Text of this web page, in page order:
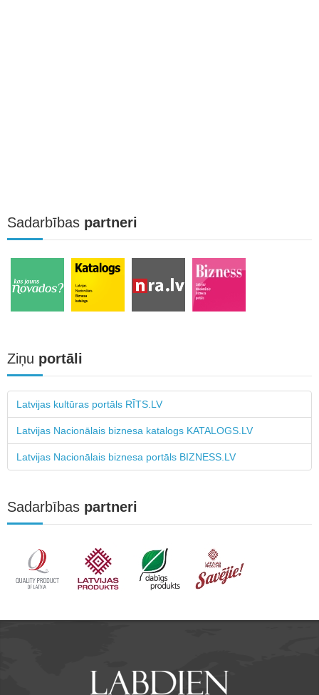
Sadarbības partneri
Ziņu portāli
Latvijas kultūras portāls RĪTS.LV
Latvijas Nacionālais biznesa katalogs KATALOGS.LV
Latvijas Nacionālais biznesa portāls BIZNESS.LV
Sadarbības partneri